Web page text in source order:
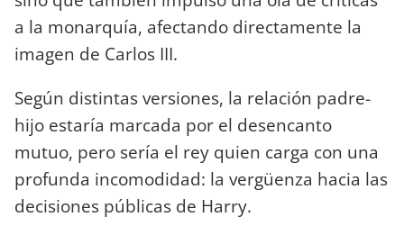
a la monarquía, afectando directamente la
imagen de Carlos III.
Según distintas versiones, la relación padre-
hijo estaría marcada por el desencanto
mutuo, pero sería el rey quien carga con una
profunda incomodidad: la vergüenza hacia las
decisiones públicas de Harry.